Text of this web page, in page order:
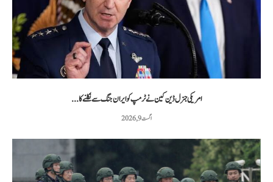
امریکی جنرل ڈین کین نے ٹرمپ کو ایران جنگ سے نکلنے کا...
اگست 9, 2026